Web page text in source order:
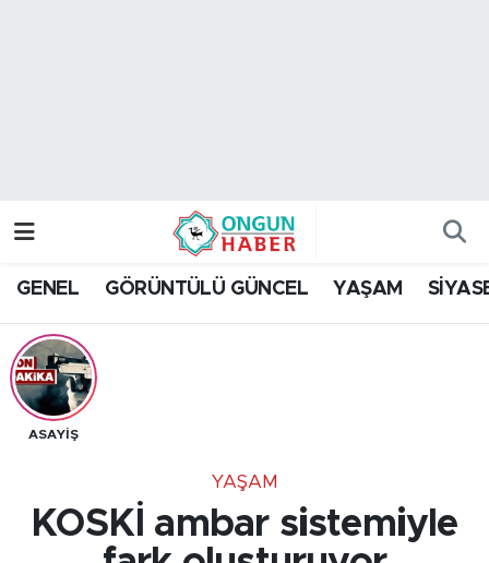
GENEL GÖRÜNTÜLÜ GÜNCEL YAŞAM
ASAYİŞ
YAŞAM
KOSKİ ambar sistemiyle
Trafik Durumu
Tüm Manşetler
Son Dakika Haberleri